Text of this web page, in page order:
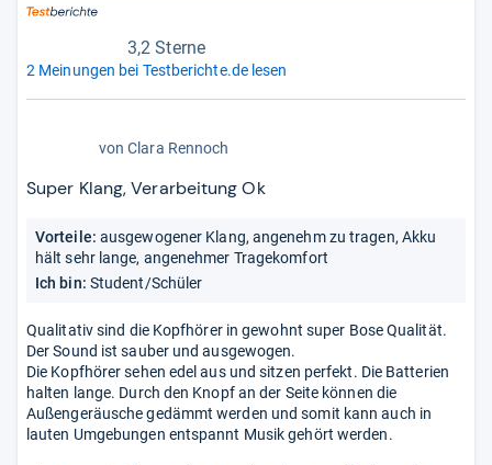
3,2 Sterne
2 Meinungen bei Testberichte.de lesen
5
Sternen
von Clara Rennoch
Super Klang, Verarbeitung Ok
Vorteile: ausgewogener Klang, angenehm zu tragen, Akku
hält sehr lange, angenehmer Tragekomfort
Ich bin: Student/Schüler
Qualitativ sind die Kopfhörer in gewohnt super Bose Qualität.
Der Sound ist sauber und ausgewogen.
Die Kopfhörer sehen edel aus und sitzen perfekt. Die Batterien
halten lange. Durch den Knopf an der Seite können die
Außengeräusche gedämmt werden und somit kann auch in
lauten Umgebungen entspannt Musik gehört werden.